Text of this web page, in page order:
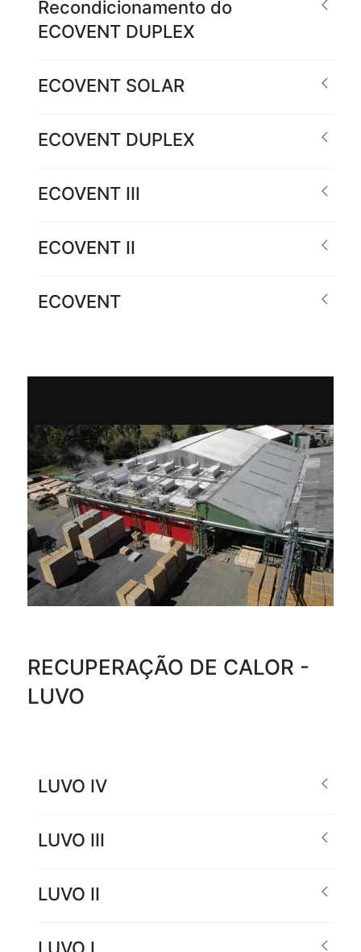
Recondicionamento do
ECOVENT DUPLEX
ECOVENT SOLAR
ECOVENT DUPLEX
ECOVENT III
ECOVENT II
ECOVENT
RECUPERAÇÃO DE CALOR -
LUVO
LUVO IV
LUVO III
LUVO II